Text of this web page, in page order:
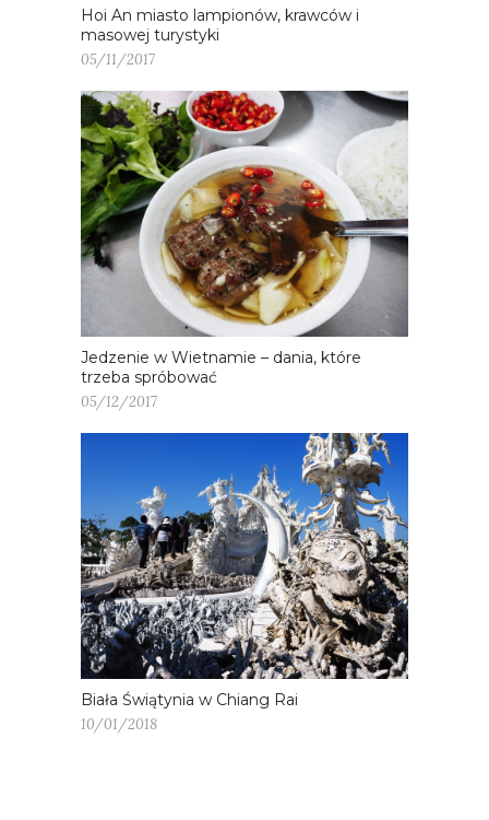
Hoi An miasto lampionów, krawców i
masowej turystyki
05/11/2017
Jedzenie w Wietnamie – dania, które
trzeba spróbować
05/12/2017
Biała Świątynia w Chiang Rai
10/01/2018